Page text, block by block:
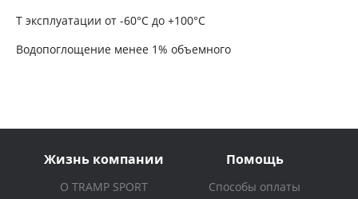
Т эксплуатации от -60°С до +100°С
Водопоглощение менее 1% объемного
Жизнь компании
О TRAMP SPORT
Помощь
Способы оплаты